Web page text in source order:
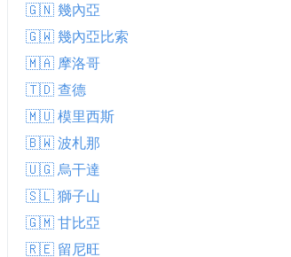
週四 6. 8月
30.0°C
20.8°C
🇬🇳 幾內亞
🇬🇼 幾內亞比索
🇲🇦 摩洛哥
🇹🇩 查德
🇲🇺 模里西斯
🇧🇼 波札那
🇺🇬 烏干達
🇸🇱 獅子山
🇬🇲 甘比亞
🇷🇪 留尼旺